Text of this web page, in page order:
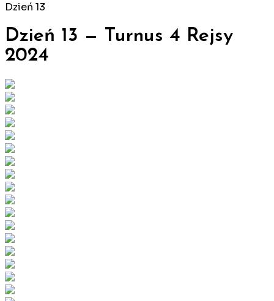
Dzień 13
Dzień 13 —
Turnus 4 Rejsy
2024